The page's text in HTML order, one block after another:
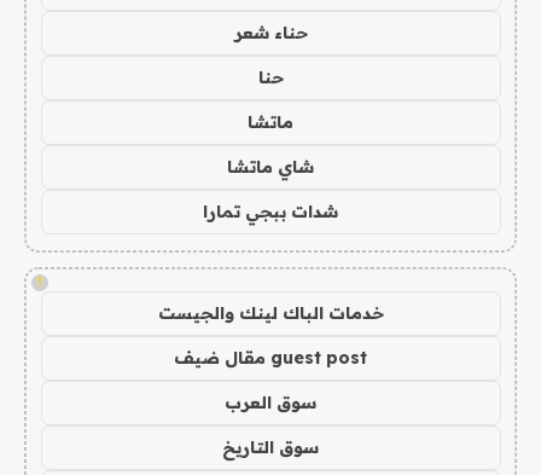
حناء شعر
حنا
ماتشا
شاي ماتشا
شدات ببجي تمارا
!
خدمات الباك لينك والجيست
guest post مقال ضيف
سوق العرب
سوق التاريخ